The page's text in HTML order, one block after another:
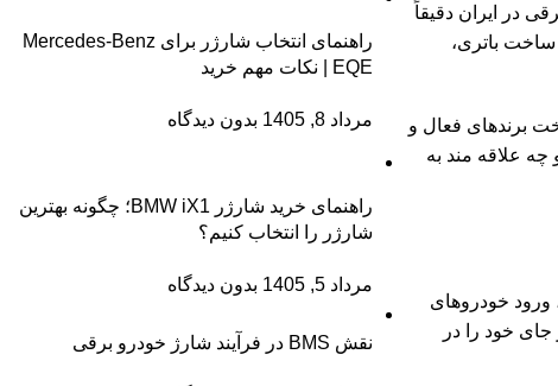
در ایران دقیقاً
ساخت باتری،
برندهای فعال و
چه علاقه مند به
اخیر، ورود خودروهای
خود را در
راهنمای انتخاب شارژر برای Mercedes-Benz
EQE | نکات مهم خرید
مرداد 8, 1405 بدون دیدگاه
راهنمای خرید شارژر BMW iX1؛ چگونه بهترین
شارژر را انتخاب کنیم؟
مرداد 5, 1405 بدون دیدگاه
نقش BMS در فرآیند شارژ خودرو برقی